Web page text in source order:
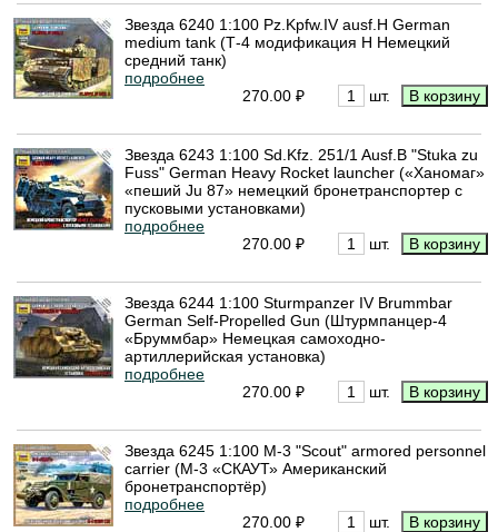
Звезда 6240 1:100 Pz.Kpfw.IV ausf.H German
medium tank (Т-4 модификация H Немецкий
средний танк)
подробнее
270.00 ₽
шт.
Звезда 6243 1:100 Sd.Kfz. 251/1 Ausf.B "Stuka zu
Fuss" German Heavy Rocket launcher («Ханомаг»
«пеший Ju 87» немецкий бронетранспортер с
пусковыми установками)
подробнее
270.00 ₽
шт.
Звезда 6244 1:100 Sturmpanzer IV Brummbar
German Self-Propelled Gun (Штурмпанцер-4
«Бруммбар» Немецкая самоходно-
артиллерийская установка)
подробнее
270.00 ₽
шт.
Звезда 6245 1:100 M-3 "Scout" armored personnel
carrier (М-3 «СКАУТ» Американский
бронетранспортёр)
подробнее
270.00 ₽
шт.